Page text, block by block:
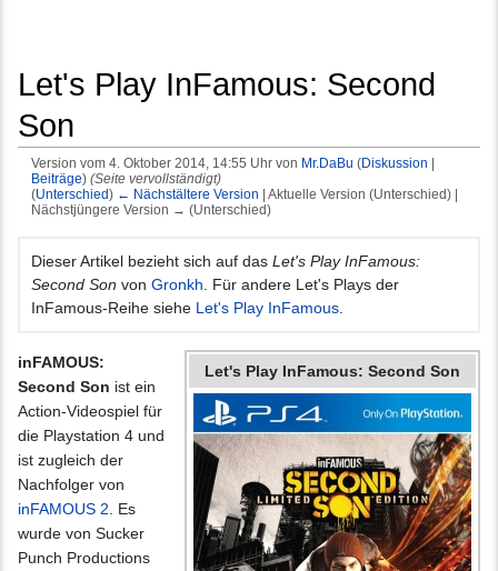
Let's Play InFamous: Second
Son
Version vom 4. Oktober 2014, 14:55 Uhr von Mr.DaBu (Diskussion
Beiträge) (Seite vervollständigt)
(Unterschied) ← Nächstältere Version | Aktuelle Version (Unterschied) |
Nächstjüngere Version → (Unterschied)
Dieser Artikel bezieht sich auf das Let's Play InFamous:
Second Son von Gronkh . Für andere Let's Plays der
InFamous-Reihe siehe Let's Play InFamous
Let's Play InFamous: Second Son
inFAMOUS:
Second Son ist ein
Action-Videospiel für
die Playstation 4 und
ist zugleich der
Nachfolger von
inFAMOUS 2 . Es
wurde von Sucker
Punch Productions